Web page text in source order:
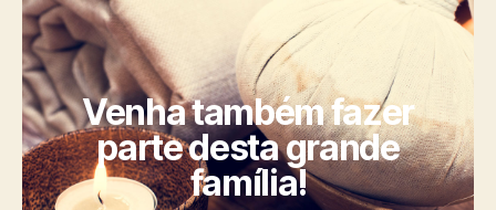
Venha também fazer
parte desta grande
família!